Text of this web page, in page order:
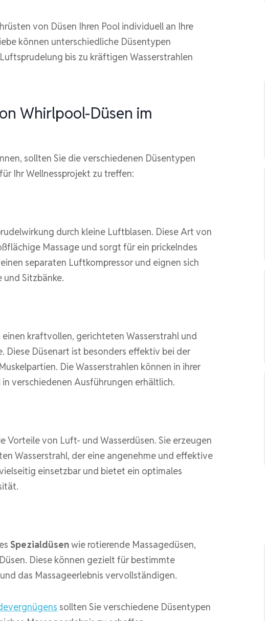
von Düsen Ihren Pool individuell an Ihre
können unterschiedliche Düsentypen
bis zu kräftigen Wasserstrahlen
Whirlpool-Düsen im
sollten Sie die verschiedenen Düsentypen
Ihr Wellnessprojekt zu treffen:
durch kleine Luftblasen. Diese Art von
Massage und sorgt für ein prickelndes
separaten Luftkompressor und eignen sich
und Sitzbänke.
einen kraftvollen, gerichteten Wasserstrahl und
Diese Düsenart ist besonders effektiv bei der
Die Wasserstrahlen können in ihrer
verschiedenen Ausführungen erhältlich.
Vorteile von Luft- und Wasserdüsen. Sie erzeugen
Wasserstrahl, der eine angenehme und effektive
einsetzbar und bietet ein optimales
Spezialdüsenwie rotierende Massagedüsen,
Diese können gezielt für bestimmte
das Massageerlebnis vervollständigen.
sollten Sie verschiedene Düsentypen